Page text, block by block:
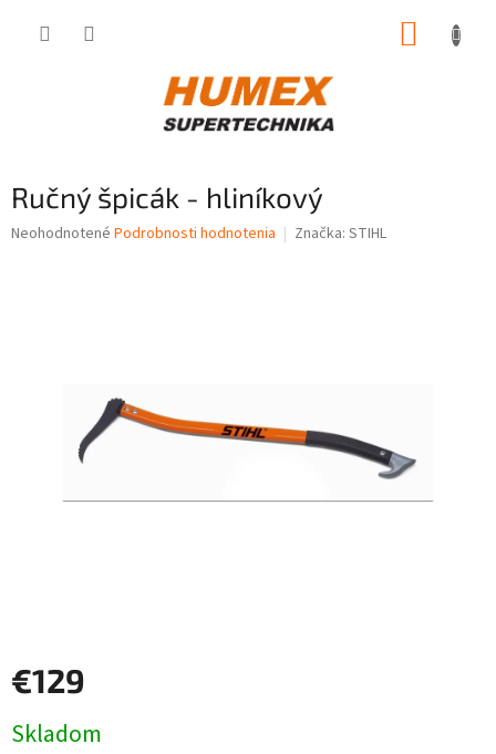
Ručný špicák - hliníkový
Priemerné
Neohodnotené Podrobnosti hodnotenia Značka: STIHL
€129
cena:
Skladom